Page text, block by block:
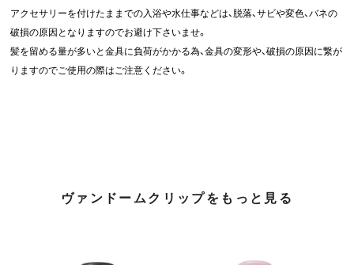
アクセサリーを付けたままでの入浴や水仕事などは、脱落、サビや変色、バネの
破損の原因となりますのでお避け下さいませ。
髪を留める量が多いと金具に負荷がかかる為、金具の変形や、破損の原因に繋が
りますのでご使用の際はご注意ください。
ヴァンドームクリップをもっと見る